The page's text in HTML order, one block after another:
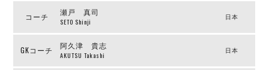
過去の記録
ミラクルスマイル新居浜
バルドラール浦安
しながわシティ
コーチ 瀬戸 真司
SETO Shinji
日本
GKコーチ 阿久津 貴志
AKUTSU Takashi
日本